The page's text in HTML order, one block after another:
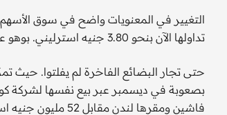
تداولها الآن بنحو 3.80 جنيه استرليني. بوهو عند أقل من سعر طرحه للاكتتاب العام الأولي في عام 2014.
بصعوبة في ديسمبر عبر بيع نفسها لشركة